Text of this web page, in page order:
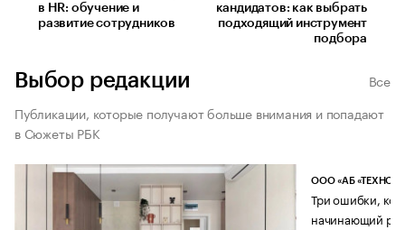
в HR: обучение и
развитие сотрудников
кандидатов: как выбрать
подходящий инструмент
подбора
Выбор редакции
Все
Публикации, которые получают больше внимания и попадают
в Сюжеты РБК
ООО «АБ
Три ошибки,
начинающий